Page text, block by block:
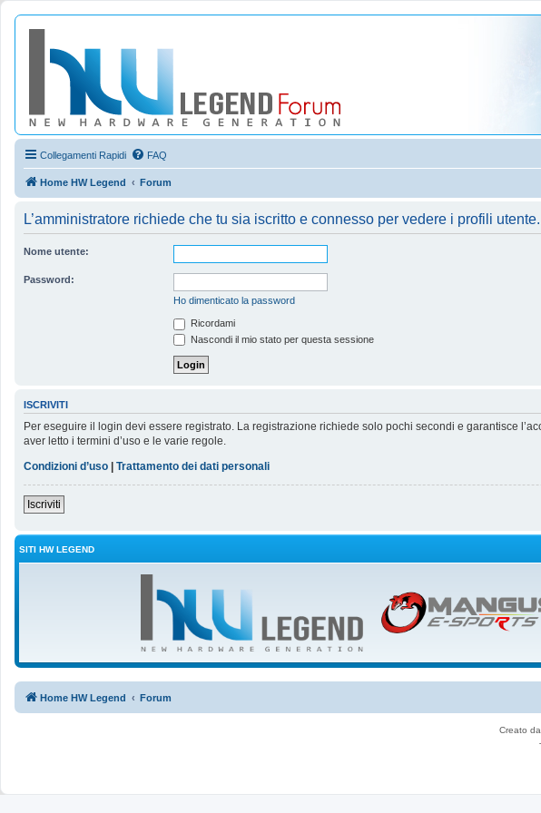
Collegamenti Rapidi FAQ
Home HW Legend Forum
L’amministratore richiede che tu sia iscritto e connesso per vedere i profili utente.
Nome utente:
Password:
Ho dimenticato la password
Ricordami
Nascondi il mio stato per questa sessione
ISCRIVITI
Per eseguire il login devi essere registrato. La registrazione richiede solo pochi secondi e garantisce
aver letto i termini d’uso e le varie regole.
Condizioni d’uso | Trattamento dei dati personali
Iscriviti
SITI HW LEGEND
Home HW Legend Forum
Creato da